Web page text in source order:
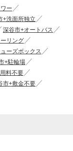
ー
+洗面所独立
深谷市+オートバス
リング
ーズボックス
+駐輪場
料不要
市+敷金不要